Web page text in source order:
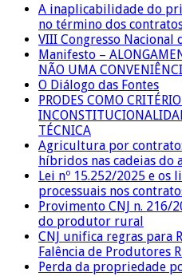
A inaplicabilidade do
no término dos
VIII Congresso
Manifesto –
NÃO UMA
O Diálogo das Fontes
PRODES COMO
TÉCNICA
Agricultura por
híbridos nas cadeias do
Lei nº 15.252/2025 e os
processuais nos
Provimento CNJ n. 216/
do produtor rural
CNJ unifica regras para
Falência de Produtores
Perda da propriedade